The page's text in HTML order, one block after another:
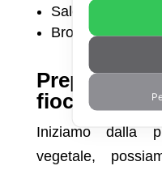
Sale
Brodo vegetale
fiocchi
Iniziamo dalla
vegetale,